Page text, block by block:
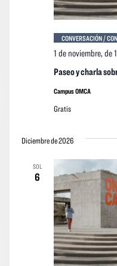
Paseo y charla
1 de noviembre, de
CONVERSACIÓN /
Campus OMCA
Gratis
Diciembre de 2026
SOL
6